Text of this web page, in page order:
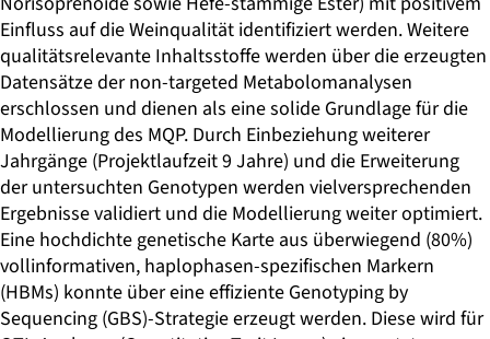
Einfluss auf die Weinqualität identifiziert werden. Weitere
qualitätsrelevante Inhaltsstoffe werden über die erzeugten
Datensätze der non-targeted Metabolomanalysen
erschlossen und dienen als eine solide Grundlage für die
Modellierung des MQP. Durch Einbeziehung weiterer
Jahrgänge (Projektlaufzeit 9 Jahre) und die Erweiterung
der untersuchten Genotypen werden vielversprechenden
Ergebnisse validiert und die Modellierung weiter optimiert.
Eine hochdichte genetische Karte aus überwiegend (80%)
vollinformativen, haplophasen-spezifischen Markern
(HBMs) konnte über eine effiziente Genotyping by
Sequencing (GBS)-Strategie erzeugt werden. Diese wird für